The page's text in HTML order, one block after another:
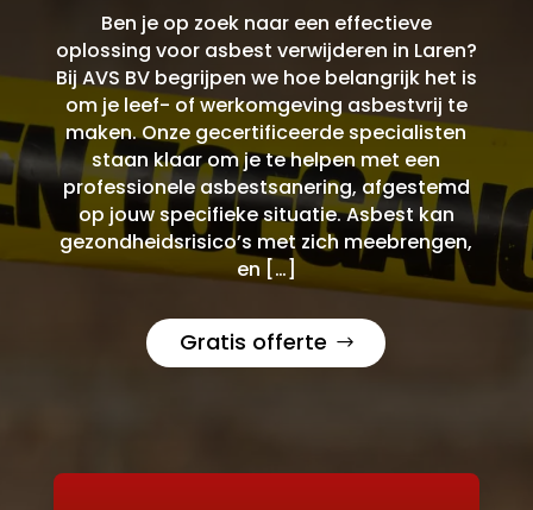
Ben je op zoek naar een effectieve
oplossing voor asbest verwijderen in Laren?
Bij AVS BV begrijpen we hoe belangrijk het is
om je leef- of werkomgeving asbestvrij te
maken. Onze gecertificeerde specialisten
staan klaar om je te helpen met een
professionele asbestsanering, afgestemd
op jouw specifieke situatie. Asbest kan
gezondheidsrisico’s met zich meebrengen,
en […]
Gratis offerte